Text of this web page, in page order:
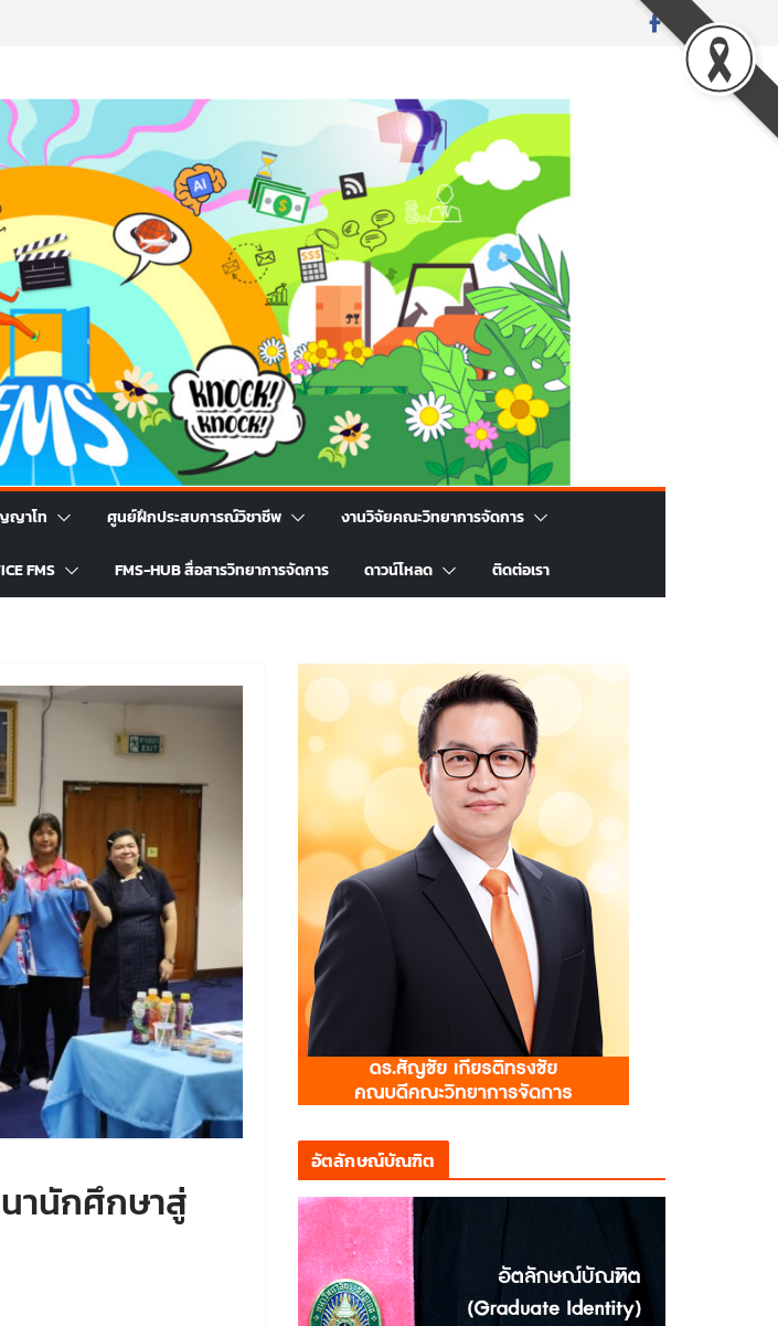
.เลย ได้สกิล
ญาโท ศูนย์ฝึกประสบการณ์วิชาชีพ งานวิจัยคณะวิทยาการจัดการ
FMS FMS-HUB สื่อสารวิทยาการจัดการ ดาวน์โหลด ติดต่อเรา
านักศึกษาสู่
อัตลักษณ์บัณฑิต